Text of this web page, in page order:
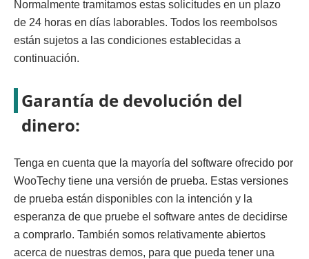
Normalmente tramitamos estas solicitudes en un plazo
de 24 horas en días laborables. Todos los reembolsos
están sujetos a las condiciones establecidas a
continuación.
Garantía de devolución del
dinero:
Tenga en cuenta que la mayoría del software ofrecido por
WooTechy tiene una versión de prueba. Estas versiones
de prueba están disponibles con la intención y la
esperanza de que pruebe el software antes de decidirse
a comprarlo. También somos relativamente abiertos
acerca de nuestras demos, para que pueda tener una